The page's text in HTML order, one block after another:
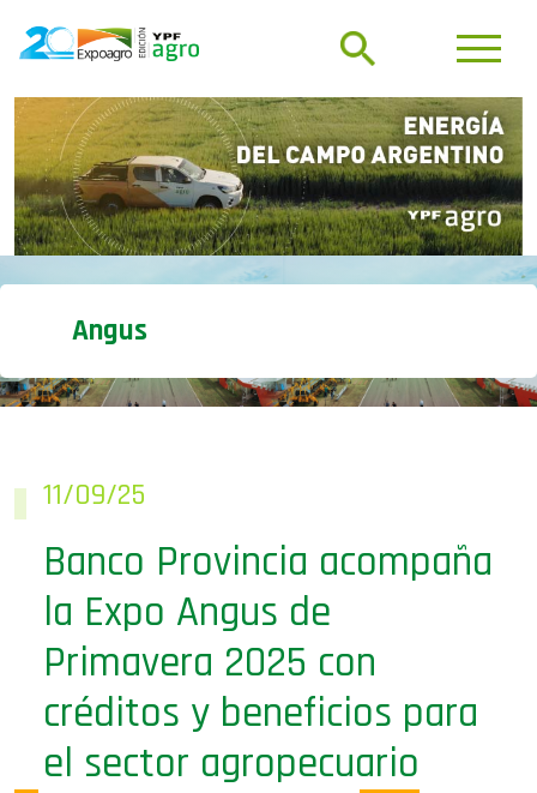
Angus
11/09/25
Banco Provincia acompaña
la Expo Angus de
Primavera 2025 con
créditos y beneficios para
el sector agropecuario